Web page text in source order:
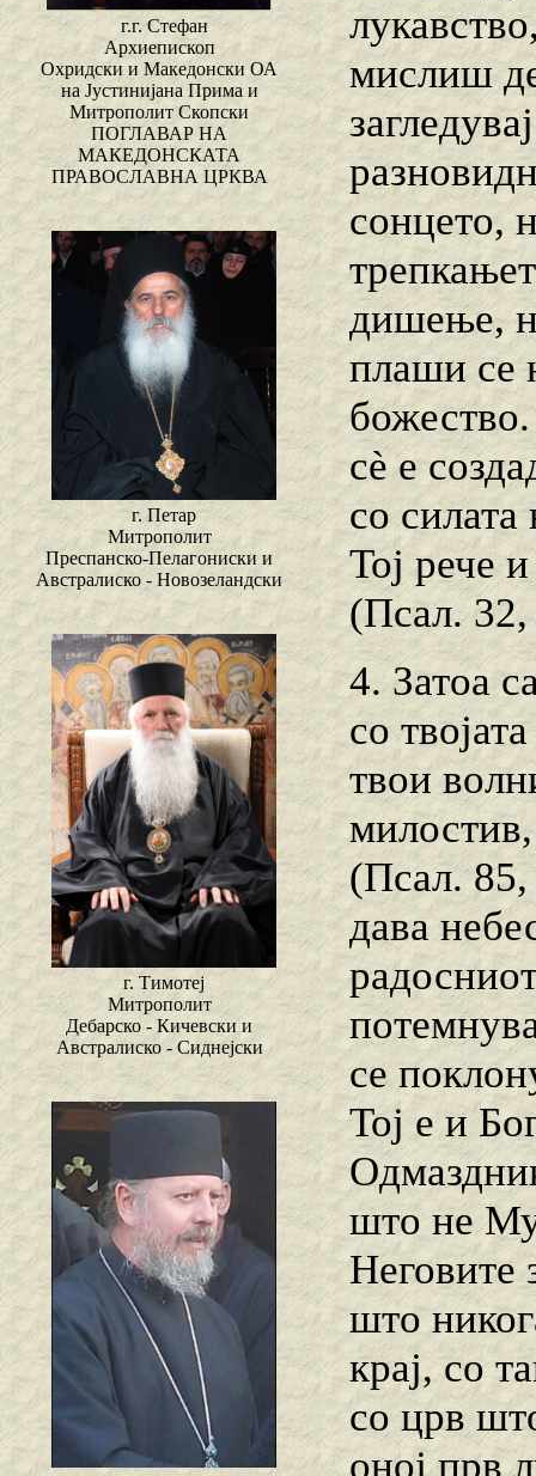
г.г. Стефан
Архиепископ
Охридски и Македонски ОА
на Јустинијана Прима и
Митрополит Скопски
ПОГЛАВАР НА
МАКЕДОНСКАТА
ПРАВОСЛАВНА ЦРКВА
г. Петар
Митрополит
Преспанско-Пелагониски и
Австралиско - Новозеландски
г. Тимотеј
Митрополит
Дебарско - Кичевски и
Австралиско - Сиднејски
мислиш
сонцето,
дишење,
плаши се
сѐ е
со
Тој рече
(Псал.
4. Затоа
со
твои
(Псал. 85,
дава
се
Тој е и
што не Му
Неговите
што
крај, со
со црв
оној прв